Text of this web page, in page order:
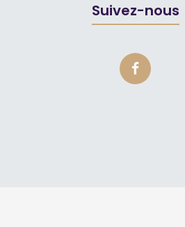
Suivez-nous